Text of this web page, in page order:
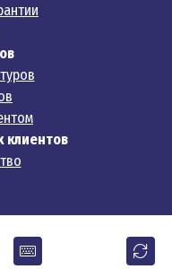
клиентов